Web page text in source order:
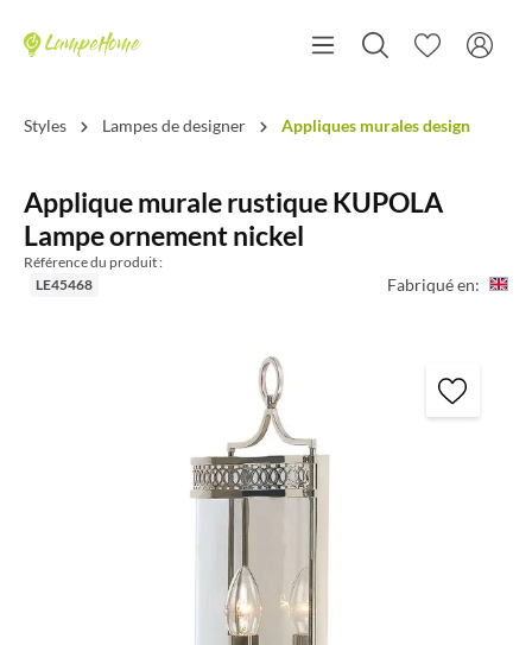
Styles Lampes de designer Appliques murales design
Applique murale rustique KUPOLA
Lampe ornement nickel
Référence du produit :
LE45468
Fabriqué en: